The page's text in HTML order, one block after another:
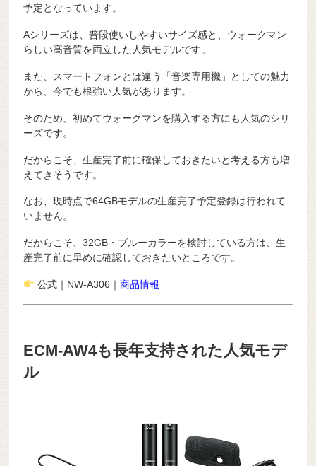
予定となっています。
Aシリーズは、普段使いしやすいサイズ感と、ウォークマン
らしい高音質を両立した人気モデルです。
また、スマートフォンとは違う「音楽専用機」としての魅力
から、今でも根強い人気があります。
そのため、初めてウォークマンを購入する方にも人気のシリ
ーズです。
だからこそ、生産完了前に確保しておきたいと考える方も増
えてきそうです。
なお、現時点で64GBモデルの生産完了予定登録は行われて
いません。
だからこそ、32GB・ブルーカラーを検討している方は、生
産完了前に早めに確認しておきたいところです。
公式｜NW-A306｜商品情報
ECM-AW4も長年支持された人気モデ
ル